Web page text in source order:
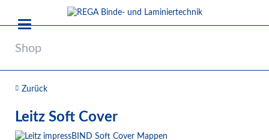
Shop
Zurück
Leitz Soft Cover